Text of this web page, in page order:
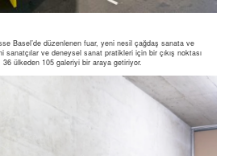
Basel’de düzenlenen fuar, yeni nesil çağdaş sanata ve
sanatçılar ve deneysel sanat pratikleri için bir çıkış noktası
ülkeden 105 galeriyi bir araya getiriyor.